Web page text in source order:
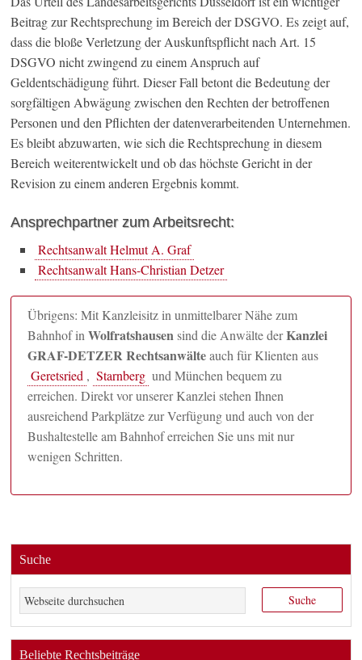
Beitrag zur Rechtsprechung im Bereich der DSGVO. Es zeigt auf,
dass die bloße Verletzung der Auskunftspflicht nach Art. 15
DSGVO nicht zwingend zu einem Anspruch auf
Geldentschädigung führt. Dieser Fall betont die Bedeutung der
sorgfältigen Abwägung zwischen den Rechten der betroffenen
Personen und den Pflichten der datenverarbeitenden Unternehmen.
Es bleibt abzuwarten, wie sich die Rechtsprechung in diesem
Bereich weiterentwickelt und ob das höchste Gericht in der
Revision zu einem anderen Ergebnis kommt.
Ansprechpartner zum Arbeitsrecht:
Rechtsanwalt Helmut A. Graf
Rechtsanwalt Hans-Christian Detzer
Übrigens: Mit Kanzleisitz in unmittelbarer Nähe zum
Bahnhof inWolfratshausensind die Anwälte derKanzlei
GRAF-DETZER Rechtsanwälteauch für Klienten aus
Geretsried , Starnberg und München bequem zu
erreichen. Direkt vor unserer Kanzlei stehen Ihnen
ausreichend Parkplätze zur Verfügung und auch von der
Bushaltestelle am Bahnhof erreichen Sie uns mit nur
wenigen Schritten.
Suche
Beliebte Rechtsbeiträge